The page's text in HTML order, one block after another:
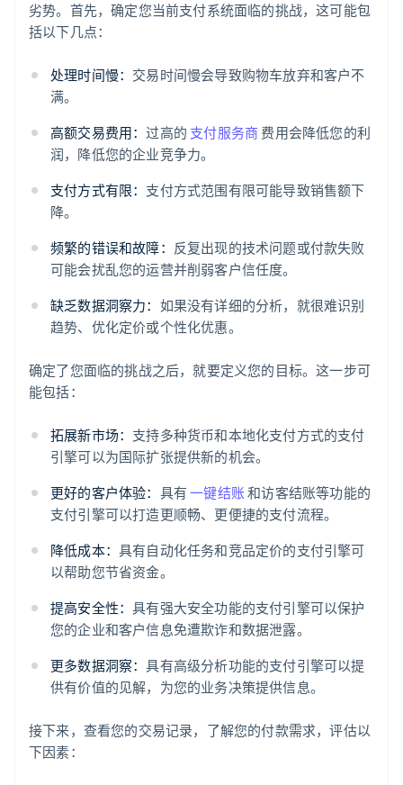
劣势。首先，确定您当前支付系统面临的挑战，这可能包
括以下几点：
处理时间慢： 交易时间慢会导致购物车放弃和客户不
满。
高额交易费用：过高的 支付服务商 费用会降低您的利
润，降低您的企业竞争力。
支付方式有限： 支付方式范围有限可能导致销售额下
降。
频繁的错误和故障： 反复出现的技术问题或付款失败
可能会扰乱您的运营并削弱客户信任度。
缺乏数据洞察力： 如果没有详细的分析，就很难识别
趋势、优化定价或个性化优惠。
确定了您面临的挑战之后，就要定义您的目标。这一步可
能包括：
拓展新市场： 支持多种货币和本地化支付方式的支付
引擎可以为国际扩张提供新的机会。
更好的客户体验： 具有一键结账和访客结账等功能的
支付引擎可以打造更顺畅、更便捷的支付流程。
降低成本： 具有自动化任务和竞品定价的支付引擎可
以帮助您节省资金。
提高安全性：具有强大安全功能的支付引擎可以保护
您的企业和客户信息免遭欺诈和数据泄露。
更多数据洞察：具有高级分析功能的支付引擎可以提
供有价值的见解，为您的业务决策提供信息。
接下来，查看您的交易记录，了解您的付款需求，评估以
下因素：